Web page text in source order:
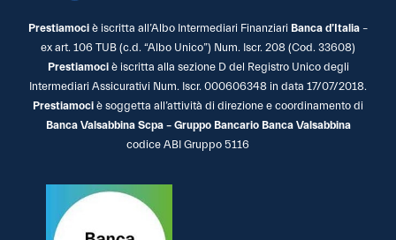
Prestiamoci è iscritta all’Albo Intermediari Finanziari Banca d’Italia –
ex art. 106 TUB (c.d. “Albo Unico”) Num. Iscr. 208 (Cod. 33608)
Prestiamociè iscritta alla sezione D del Registro Unico degli
Intermediari Assicurativi Num. Iscr. 000606348 in data 17/07/2018.
Prestiamoci è soggetta all’attività di direzione e coordinamento di
Banca Valsabbina Scpa – Gruppo Bancario Banca Valsabbina
codice ABI Gruppo 5116